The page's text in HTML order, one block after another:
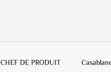
CHEF DE PRODUIT